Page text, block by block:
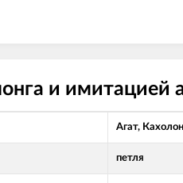
и имитацией
Агат,
петля